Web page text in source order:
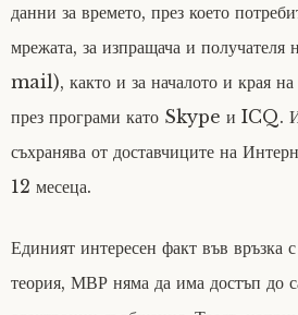
данни за времето, през което
мрежата, за изпращача и
mail), както и за началото и края на
през програми като Skype и ICQ.
съхранява от доставчиците на
12 месеца.
Единият интересен факт във връзка
теория, МВР няма да има достъп до